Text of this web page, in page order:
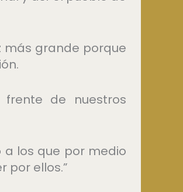
más grande porque
de nuestros
a los que por medio
por ellos.”